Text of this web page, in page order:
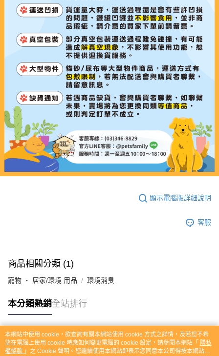
顯示電腦版詳細說明
客服
商品相關分類 (1)
寵物 ‧ 居家/環境 用品 環境消臭
本分類熱銷全站排行
熱門標籤
本網站中使用 cookie，欲查詢有關本網站使用 cookie 方式之詳情，及若您不希
望在電腦上使用 cookie 時應如何變更電腦的 cookie 設定，請參閱本網站「 隱私
權條款 」之 Cookie 聲明。您繼續使用本網站即表示您同意本公司得按本網站使